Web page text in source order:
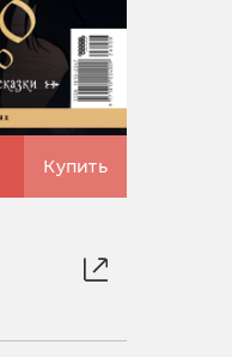
Купить